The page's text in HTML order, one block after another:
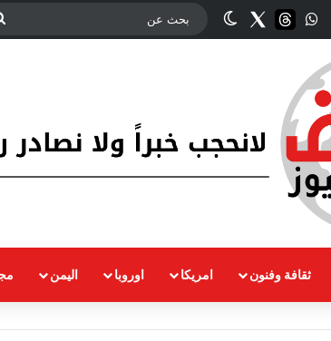
‫TikTokواتسابthreads
Twitterالوضع المظلم
ثقافة وفنون امريكا اوروبا اليمن